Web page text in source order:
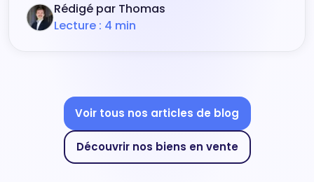
Rédigé par Thomas
Lecture : 4 min
Voir tous nos articles de blog
Découvrir nos biens en vente